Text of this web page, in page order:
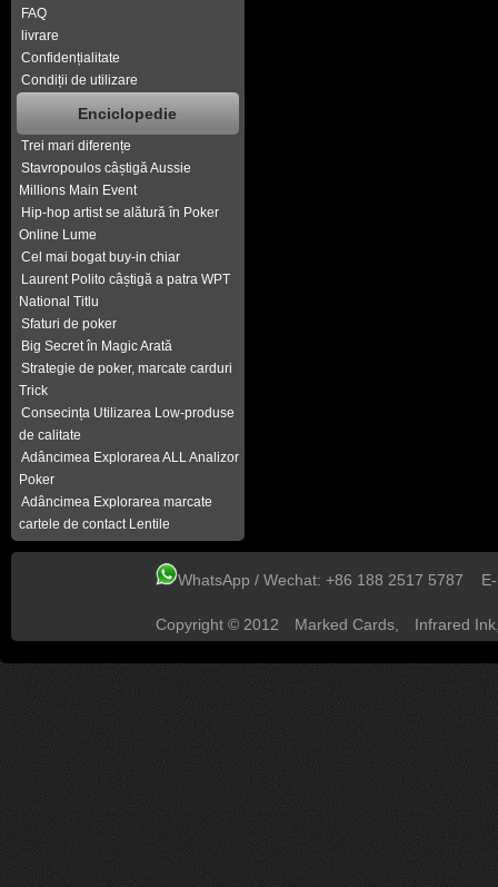
FAQ
livrare
Confidențialitate
Condiții de utilizare
Enciclopedie
Trei mari diferențe
Stavropoulos câștigă Aussie
Millions Main Event
Hip-hop artist se alătură în Poker
Online Lume
Cel mai bogat buy-in chiar
Laurent Polito câștigă a patra WPT
National Titlu
Sfaturi de poker
Big Secret în Magic Arată
Strategie de poker, marcate carduri
Trick
Consecința Utilizarea Low-produse
de calitate
Adâncimea Explorarea ALL Analizor
Poker
Adâncimea Explorarea marcate
cartele de contact Lentile
WhatsApp / Wechat: +86 188 2517 5787
Copyright © 2012 Marked Cards Infrared Ink